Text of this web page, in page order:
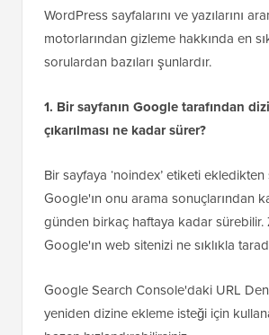
Web sitenizi dünyaya göstermeye
SeedProd » Sayfalar'ı tekrar ziyaret
Sıkça Sorulan Sorular (SSS)
motorlarından gizleme hakkında en
sorulardan bazıları şunlardır.
1. Bir sayfanın Google tarafından
Bir sayfaya ‘noindex’ etiketi ekledikten